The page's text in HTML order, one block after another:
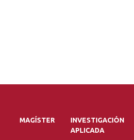
MAGÍSTER
INVESTIGACIÓN
APLICADA